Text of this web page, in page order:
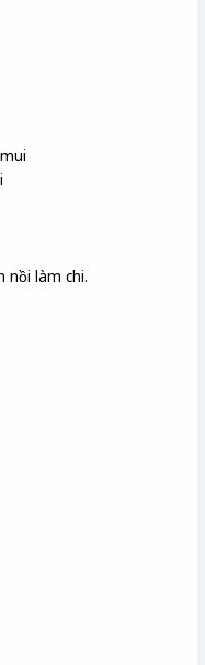
nồi làm chi.